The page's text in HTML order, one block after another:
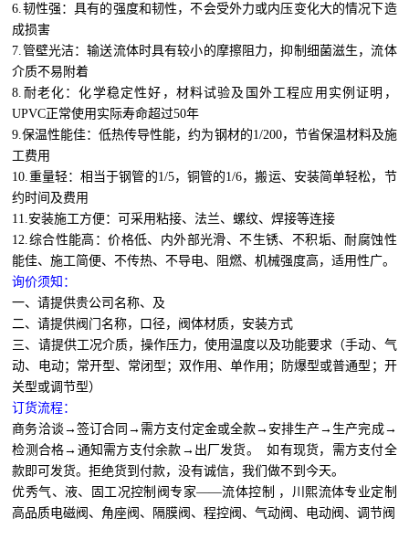
6.韧性强：具有的强度和韧性，不会受外力或内压变化大的情况下造
成损害
7.管壁光洁：输送流体时具有较小的摩擦阻力，抑制细菌滋生，流体
介质不易附着
8.耐老化：化学稳定性好，材料试验及国外工程应用实例证明，
UPVC正常使用实际寿命超过50年
9.保温性能佳：低热传导性能，约为钢材的1/200，节省保温材料及施
工费用
10.重量轻：相当于钢管的1/5，铜管的1/6，搬运、安装简单轻松，节
约时间及费用
11.安装施工方便：可采用粘接、法兰、螺纹、焊接等连接
12.综合性能高：价格低、内外部光滑、不生锈、不积垢、耐腐蚀性
能佳、施工简便、不传热、不导电、阻燃、机械强度高，适用性广。
询价须知：
一、请提供贵公司名称、及
二、请提供阀门名称，口径，阀体材质，安装方式
三、请提供工况介质，操作压力，使用温度以及功能要求（手动、气
动、电动；常开型、常闭型；双作用、单作用；防爆型或普通型；开
关型或调节型）
订货流程：
商务洽谈→签订合同→需方支付定金或全款→安排生产→生产完成→
检测合格→通知需方支付余款→出厂发货。 如有现货，需方支付全
款即可发货。拒绝货到付款，没有诚信，我们做不到今天。
优秀气、液、固工况控制阀专家——流体控制 ，川熙流体专业定制
高品质电磁阀、角座阀、隔膜阀、程控阀、气动阀、电动阀、调节阀